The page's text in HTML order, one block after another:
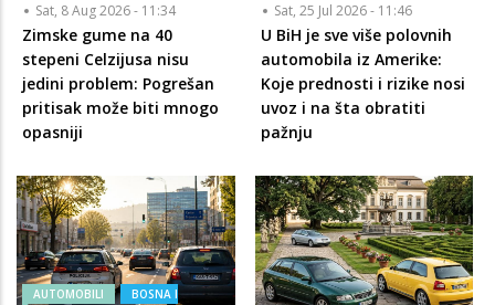
Sat, 8 Aug 2026 - 11:34
Zimske gume na 40
stepeni Celzijusa nisu
jedini problem: Pogrešan
pritisak može biti mnogo
opasniji
Sat, 25 Jul 2026 - 11:46
U BiH je sve više polovnih
automobila iz Amerike:
Koje prednosti i rizike nosi
uvoz i na šta obratiti
pažnju
AUTOMOBILI
BOSNA I